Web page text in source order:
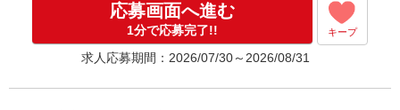
■昇給あり（年2回）
⇒トレーナーになったら…
通常時給＋300円！！
⇒通常時給より変動なし
応募画面へ進む
1分で応募完了!! キープ
求人応募期間：2026/07/30～2026/08/31